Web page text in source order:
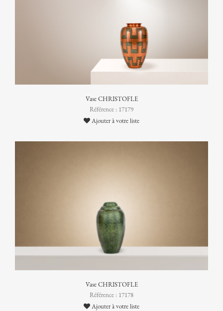
Vase CHRISTOFLE
Référence : 17179
Ajouter à votre liste
Vase CHRISTOFLE
Référence : 17178
Ajouter à votre liste